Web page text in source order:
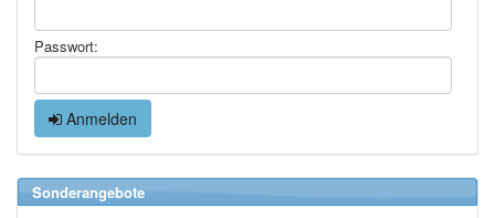
Passwort:
Anmelden
Sonderangebote